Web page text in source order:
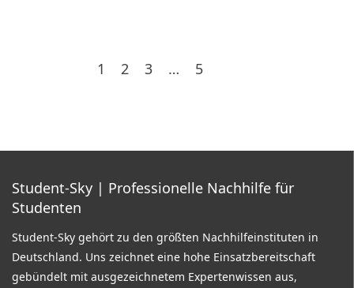
1 2 3 … 5
Student-Sky | Professionelle Nachhilfe für
Studenten
Student-Sky gehört zu den größten Nachhilfeinstituten in
Deutschland. Uns zeichnet eine hohe Einsatzbereitschaft
gebündelt mit ausgezeichnetem Expertenwissen aus,